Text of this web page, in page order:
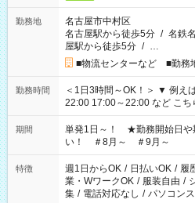
勤務地
名古屋市中村区
名古屋駅から徒歩5分 / 名鉄
屋駅から徒歩5分 / …
■物流センターなど ■勤務
勤務時間
＜1日3時間～OK！＞ ▼ 例えば… ▼ 15:00～18:00 15:00～
22:00 17:00～22:00 など こちら以外の時間もお気軽にご相談く
ださい！
期間
単発1日～！ ★勤務開始日や
い！ ＃8月～ ＃9月～
特徴 週1日からOK / 日払いOK / 履
業・WワークOK / 服装自由 /
集 / 電話対応なし / パソコン